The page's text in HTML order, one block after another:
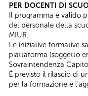
PER DOCENTI DI
Il programma è valido
del personale della
MIUR.
Le iniziative formative
piattaforma (soggetto
Sovraintendenza
É previsto il rilascio di
per la formazione e